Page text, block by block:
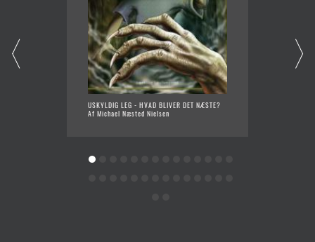
USKYLDIG LEG - HVAD BLIVER DET NÆSTE?
Af Michael Næsted Nielsen